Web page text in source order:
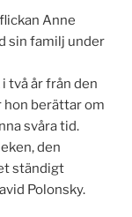
Anne
sin familj under
två år från den
hon berättar om
svåra tid.
den
ständigt
Polonsky.